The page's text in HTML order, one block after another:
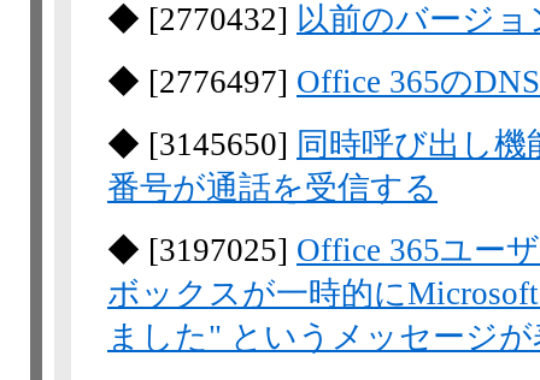
◆ [2770432] 以前のバージ
◆ [2776497] Office 365の
◆ [3145650] 同時呼び出し
番号が通話を受信する
◆ [3197025] Office 365ユー
ボックスが一時的に
ました" というメッセージ